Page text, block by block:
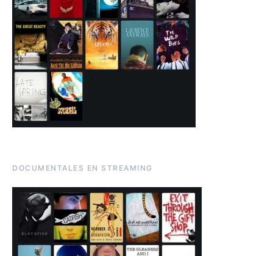
DOCUMENTALES EN STREAMING